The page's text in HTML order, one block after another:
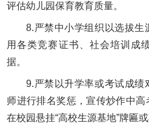
评估幼儿园保育教育质量。
8.严禁中小学组织以选拔生
用各类竞赛证书、社会培训成
据。
9.严禁以升学率或考试成绩
师进行排名奖惩，宣传炒作中高
在校园悬挂“高校生源基地”牌匾